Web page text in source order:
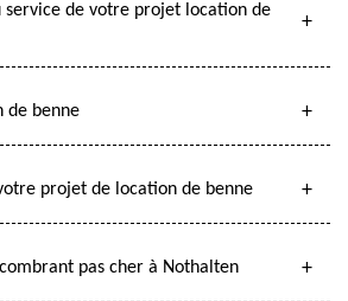
service de votre projet location de
de benne
projet de location de benne
pas cher à Nothalten